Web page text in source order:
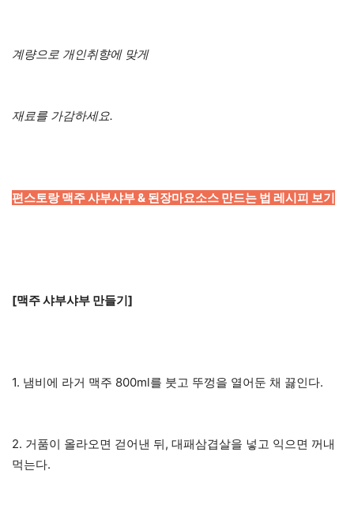
계량으로 개인취향에 맞게
재료를 가감하세요.
편스토랑 맥주 샤부샤부 & 된장마요소스 만드는 법 레시피 보기
[맥주 샤부샤부 만들기]
1. 냄비에 라거 맥주 800ml를 붓고 뚜껑을 열어둔 채 끓인다.
2. 거품이 올라오면 걷어낸 뒤, 대패삼겹살을 넣고 익으면 꺼내
먹는다.